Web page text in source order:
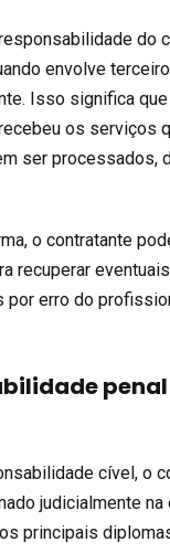
do
envolve
Isso significa
os serviços
ser processados,
o contratante
recuperar
por erro do
cível, o
judicialmente na
principais